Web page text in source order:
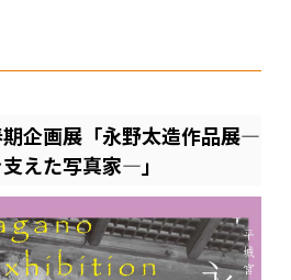
企画展「永野太造作品展―
えた写真家―」